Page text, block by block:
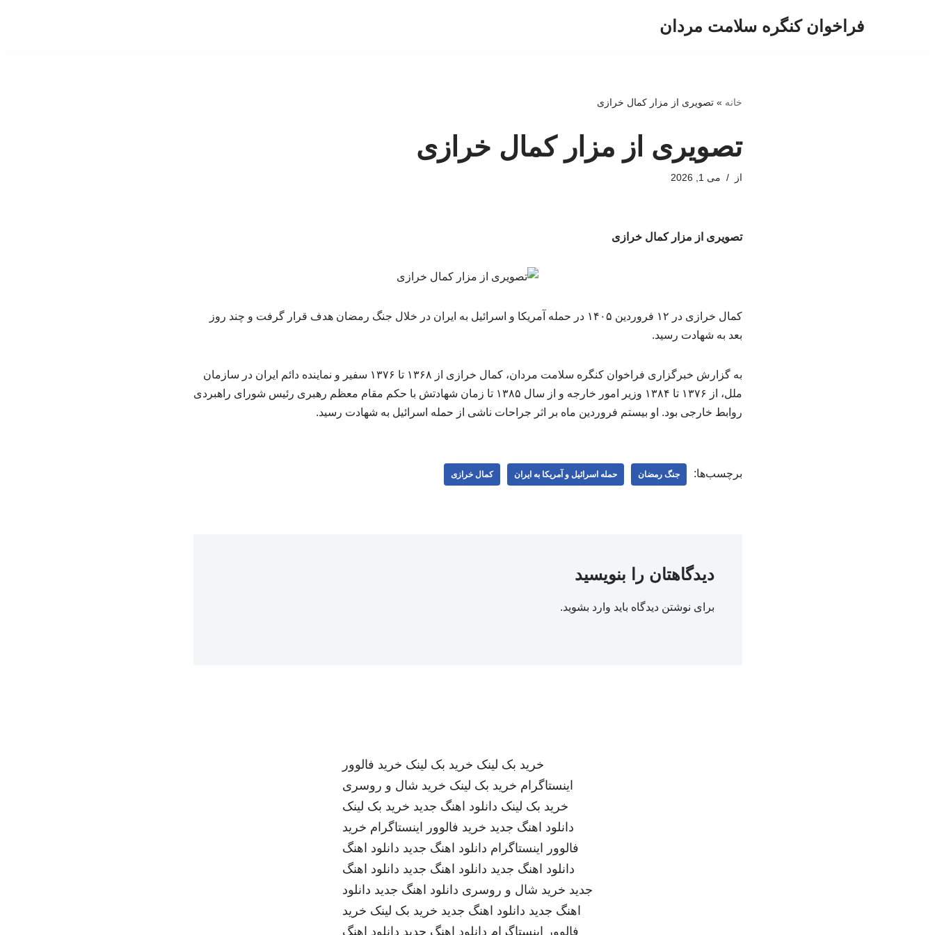
فراخوان کنگره سلامت مردان
خانه »تصویری از مزار کمال خرازی
تصویری از مزار کمال خرازی
از می 1, 2026
تصویری از مزار کمال خرازی
کمال خرازی در ۱۲ فروردین ۱۴۰۵ در حمله آمریکا و اسرائیل به ایران در خلال جنگ رمضان هدف قرار گرفت و چند روز
بعد به شهادت رسید.
به گزارش خبرگزاری فراخوان کنگره سلامت مردان، کمال خرازی از ۱۳۶۸ تا ۱۳۷۶ سفیر و نماینده دائم ایران در سازمان
ملل، از ۱۳۷۶ تا ۱۳۸۴ وزیر امور خارجه و از سال ۱۳۸۵ تا زمان شهادتش با حکم مقام معظم رهبری رئیس شورای راهبردی
روابط خارجی بود. او بیستم فروردین ماه بر اثر جراحات ناشی از حمله اسرائیل به شهادت رسید.
برچسب‌ها: جنگ رمضان حمله اسرائیل و آمریکا به ایران کمال خرازی
دیدگاهتان را بنویسید
برای نوشتن دیدگاه باید وارد بشوید.
خرید بک لینک خرید بک لینک خرید فالوور
اینستاگرام خرید بک لینک خرید شال و روسری
خرید بک لینک دانلود اهنگ جدید خرید بک لینک
دانلود اهنگ جدید خرید فالوور اینستاگرام خرید
فالوور اینستاگرام دانلود اهنگ جدید دانلود اهنگ
دانلود اهنگ جدید دانلود اهنگ جدید دانلود اهنگ
جدید خرید شال و روسری دانلود اهنگ جدید دانلود
اهنگ جدید دانلود اهنگ جدید خرید بک لینک خرید
فالوور اینستاگرام دانلود اهنگ جدید دانلود اهنگ